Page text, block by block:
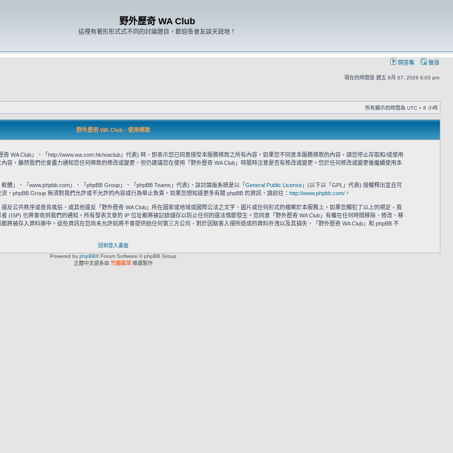
野外歷奇 WA Club
這裡有著形形式式不同的討論題目，歡迎各會友談天說地！
問答集 搜尋
現在的時間是 週五 8月 07, 2026 6:03 pm
所有顯示的時間為 UTC + 8 小時
野外歷奇 WA Club - 使用條款
WA Club」、「http://www.wa.com.hk/waclub」代表) 時，即表示您已同意接受本服務條款之所有內容。如果您不同意本服務條款的內容，請您停止存取和/或使用
容，雖然我們也會盡力通知您任何條款的修改或變更，但仍建議您在使用「野外歷奇 WA Club」時隨時注意是否有修改或變更。您於任何修改或變更後繼續使用本
體」、「www.phpbb.com」、「phpBB Group」、「phpBB Teams」代表)，該討論版系統是以「 General Public License」(以下以「GPL」代表) 授權釋出並且可
，phpBB Group 無須對我們允許或不允許的內容或行為舉止負責。如果您想知道更多有關 phpBB 的資訊，請前往： http://www.phpbb.com/。
反公共秩序或善良風俗、或其他違反「野外歷奇 WA Club」所在國家或地域或國際公法之文字、圖片或任何形式的檔案於本服務上。如果您觸犯了以上的規定，我
(ISP) 也將會收到我們的通知。所有發表文章的 IP 位址都將被記錄儲存以防止任何的違法情節發生。您同意「野外歷奇 WA Club」有權在任何時間移除、修改、移
將被存入資料庫中。這些資訊在您尚未允許前將不會提供給任何第三方公司，對於因駭客入侵所造成的資料外洩以及其損失，「野外歷奇 WA Club」和 phpBB 不
回到登入畫面
Powered by phpBB® Forum Software © phpBB Group
正體中文語系由 竹貓星球 維護製作